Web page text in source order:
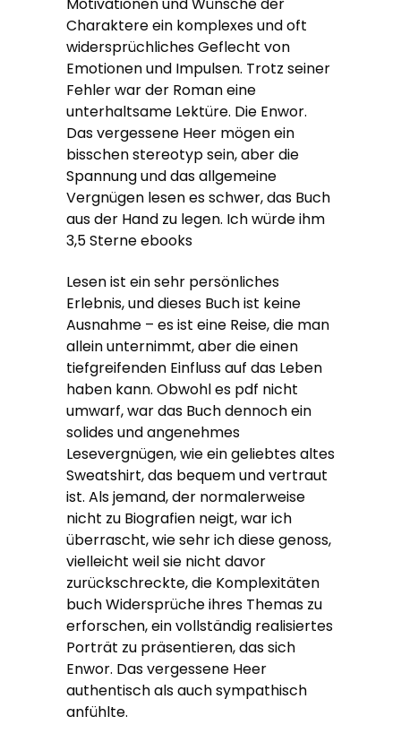
Charaktere ein komplexes und oft
widersprüchliches Geflecht von
Emotionen und Impulsen. Trotz seiner
Fehler war der Roman eine
unterhaltsame Lektüre. Die Enwor.
Das vergessene Heer mögen ein
bisschen stereotyp sein, aber die
Spannung und das allgemeine
Vergnügen lesen es schwer, das Buch
aus der Hand zu legen. Ich würde ihm
3,5 Sterne ebooks
Lesen ist ein sehr persönliches
Erlebnis, und dieses Buch ist keine
Ausnahme – es ist eine Reise, die man
allein unternimmt, aber die einen
tiefgreifenden Einfluss auf das Leben
haben kann. Obwohl es pdf nicht
umwarf, war das Buch dennoch ein
solides und angenehmes
Lesevergnügen, wie ein geliebtes altes
Sweatshirt, das bequem und vertraut
ist. Als jemand, der normalerweise
nicht zu Biografien neigt, war ich
überrascht, wie sehr ich diese genoss,
vielleicht weil sie nicht davor
zurückschreckte, die Komplexitäten
buch Widersprüche ihres Themas zu
erforschen, ein vollständig realisiertes
Porträt zu präsentieren, das sich
Enwor. Das vergessene Heer
authentisch als auch sympathisch
anfühlte.